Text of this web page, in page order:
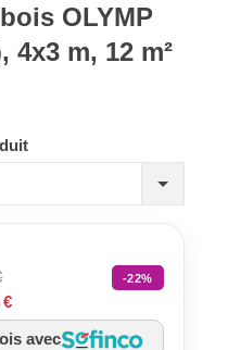
OLYMP
4x3 m, 12 m²
-22%
€
avec